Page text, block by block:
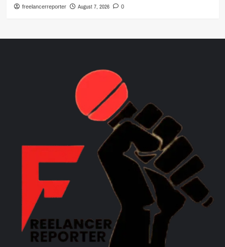
freelancerreporter August 7, 2026 0